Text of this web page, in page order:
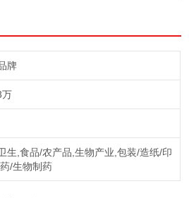
牌
万
生,食品/农产品,生物产业,包装/造纸/印
/生物制药